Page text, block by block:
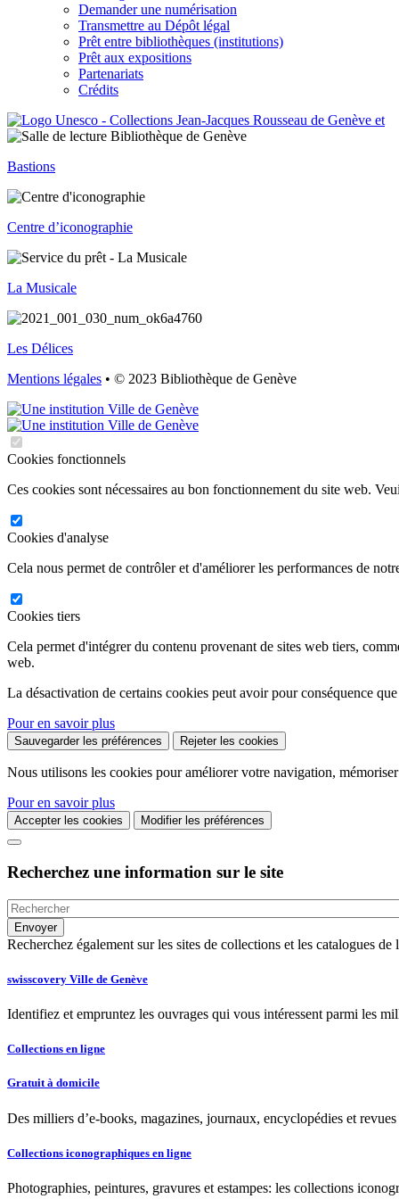
Demander une numérisation
Transmettre au Dépôt légal
Prêt entre bibliothèques (institutions)
Prêt aux expositions
Partenariats
Crédits
Bastions
Centre d’iconographie
La Musicale
Les Délices
Mentions légales • © 2023 Bibliothèque de Genève
Cookies fonctionnels
Ces cookies sont nécessaires au bon fonctionnement du site web.
Cookies d'analyse
Cela nous permet de contrôler et d'améliorer les performances de
Cookies tiers
Cela permet d'intégrer du contenu provenant de sites web tiers,
web.
La désactivation de certains cookies peut avoir pour conséquence
Pour en savoir plus
Sauvegarder les préférences Rejeter les cookies
Nous utilisons les cookies pour améliorer votre navigation,
Pour en savoir plus
Accepter les cookies Modifier les préférences
Recherchez une information sur le site
Recherchez également sur les sites de collections et les catalogues
swisscovery Ville de Genève
Identifiez et empruntez les ouvrages qui vous intéressent parmi les
Collections en ligne
Gratuit à domicile
Des milliers d’e-books, magazines, journaux, encyclopédies et
Collections iconographiques en ligne
Photographies, peintures, gravures et estampes: les collections